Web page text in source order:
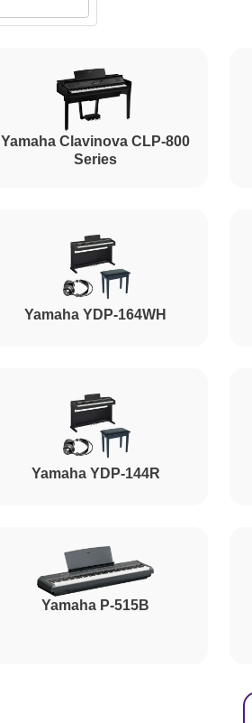
Yamaha Clavinova CLP-800
Series
Yamaha YDP-164WH
Yamaha YDP-144R
Yamaha P-515B